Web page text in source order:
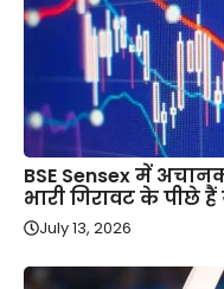
BSE Sensex में
भारी गिरावट के पीछे
July 13, 2026